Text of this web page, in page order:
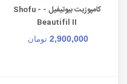
کامپوزیت بیوتیفیل - Shofu -
Beautifil II
2,900,000 تومان